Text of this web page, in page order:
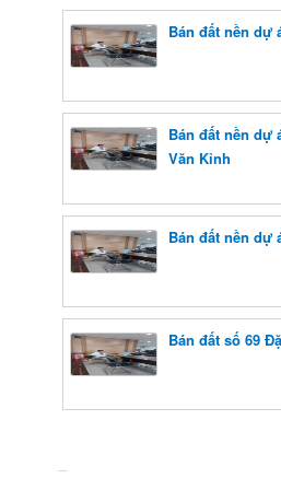
Bán đất nền dự
Bán đất nền dự
Văn Kỉnh
Bán đất nền dự
Bán đất số 69